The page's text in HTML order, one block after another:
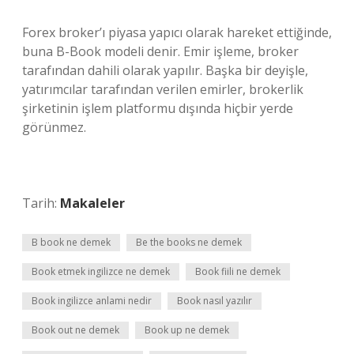
Forex broker’ı piyasa yapıcı olarak hareket ettiğinde,
buna B-Book modeli denir. Emir işleme, broker
tarafından dahili olarak yapılır. Başka bir deyişle,
yatırımcılar tarafından verilen emirler, brokerlik
şirketinin işlem platformu dışında hiçbir yerde
görünmez.
Tarih: Makaleler
B book ne demek Be the books ne demek
Book etmek ingilizce ne demek Book fiili ne demek
Book ingilizce anlami nedir Book nasıl yazılır
Book out ne demek Book up ne demek